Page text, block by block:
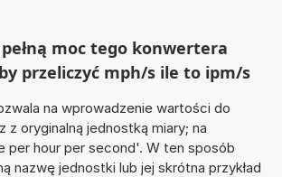
moc tego konwertera
przeliczyć mph/s ile to ipm/s
na wprowadzenie wartości do
z oryginalną jednostką miary; na
per hour per second'. W ten sposób
nazwę jednostki lub jej skrótna przykład